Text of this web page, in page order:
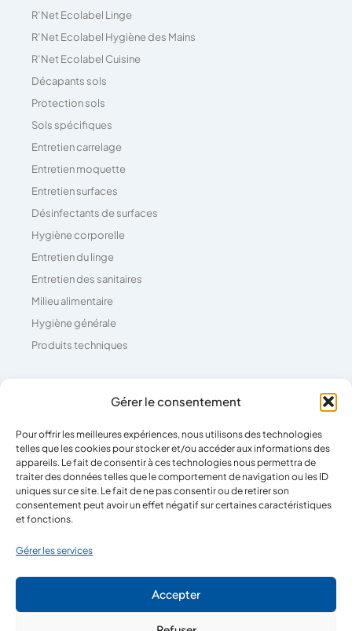
Gérer le consentement
Pour offrir les meilleures expériences, nous utilisons des technologies
telles que les cookies pour stocker et/ou accéder aux informations des
appareils. Le fait de consentir à ces technologies nous permettra de
traiter des données telles que le comportement de navigation ou les ID
uniques sur ce site. Le fait de ne pas consentir ou de retirer son
consentement peut avoir un effet négatif sur certaines caractéristiques
et fonctions.
Gérer les services
Accepter
04 73 26 81 71
39 Rue Pierre Boulanger,
63100 Clermont-Ferrand
R’Net Ecolabel Linge
R’Net Ecolabel Hygiène des Mains
R’Net Ecolabel Cuisine
Décapants sols
Protection sols
Sols spécifiques
Entretien carrelage
Entretien moquette
Entretien surfaces
Désinfectants de surfaces
Hygiène corporelle
Entretien du linge
Entretien des sanitaires
Milieu alimentaire
Hygiène générale
Produits techniques
14:00-18:00